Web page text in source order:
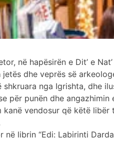
në hapësirën e Dit’ e
jetës dhe veprës së
nga Igrishta, dhe
për punën dhe angazhimin
kanë vendosur që këtë
në librin “Edi: Labirinti